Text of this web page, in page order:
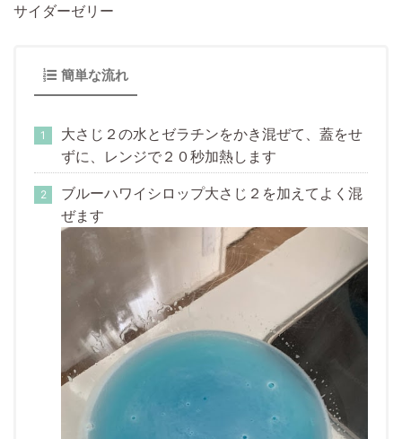
サイダーゼリー
簡単な流れ
大さじ２の水とゼラチンをかき混ぜて、蓋をせ
ずに、レンジで２０秒加熱します
ブルーハワイシロップ大さじ２を加えてよく混
ぜます